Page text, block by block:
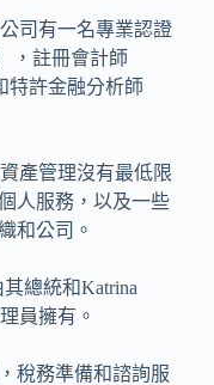
司有一名專業認證
，註冊會計師
特許金融分析師
產管理沒有最低限
人服務，以及一些
和公司。
其總統和Katrina
員擁有。
稅務準備和諮詢服